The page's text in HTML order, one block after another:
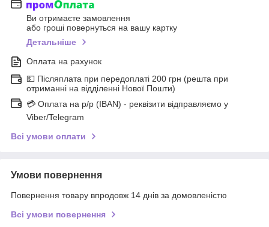
Ви отримаєте замовлення
або гроші повернуться на вашу картку
Детальніше
Оплата на рахунок
💵 Післяплата при передоплаті 200 грн (решта при
отриманні на відділенні Нової Пошти)
💳 Оплата на р/р (IBAN) - реквізити відправляємо у
Viber/Telegram
Всі умови оплати
Умови повернення
Повернення товару впродовж 14 днів за домовленістю
Всі умови повернення